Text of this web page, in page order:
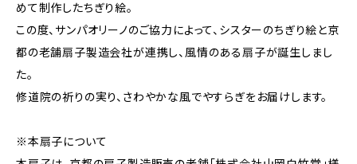
めて制作したちぎり絵。
この度、サンパオリーノのご協力によって、シスターのちぎり絵と京
都の老舗扇子製造会社が連携し、風情のある扇子が誕生しまし
た。
修道院の祈りの実り、さわやかな風でやすらぎをお届けします。
※本扇子について